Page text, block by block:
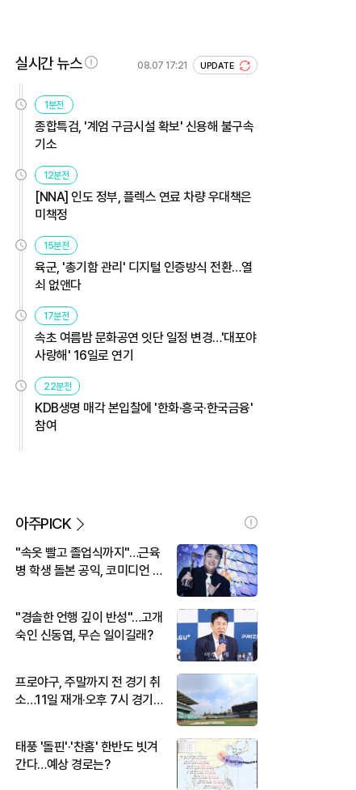
실시간 뉴스 08.07 17:21 UPDATE
1분전
종합특검, '계엄 구금시설 확보' 신용해 불구속
기소
12분전
[NNA] 인도 정부, 플렉스 연료 차량 우대책은
미책정
15분전
육군, '총기함 관리' 디지털 인증방식 전환…열
쇠 없앤다
17분전
속초 여름밤 문화공연 잇단 일정 변경…'대포야
사랑해' 16일로 연기
22분전
KDB생명 매각 본입찰에 '한화·흥국·한국금융'
참여
아주PICK
"속옷 빨고 졸업식까지"…근육
병 학생 돌본 공익, 코미디언 김
"경솔한 언행 깊이 반성"…고개
숙인 신동엽, 무슨 일이길래?
프로야구, 주말까지 전 경기 취
소…11일 재개·오후 7시 경기
태풍 '돌핀'·'찬홈' 한반도 빗겨
간다…예상 경로는?